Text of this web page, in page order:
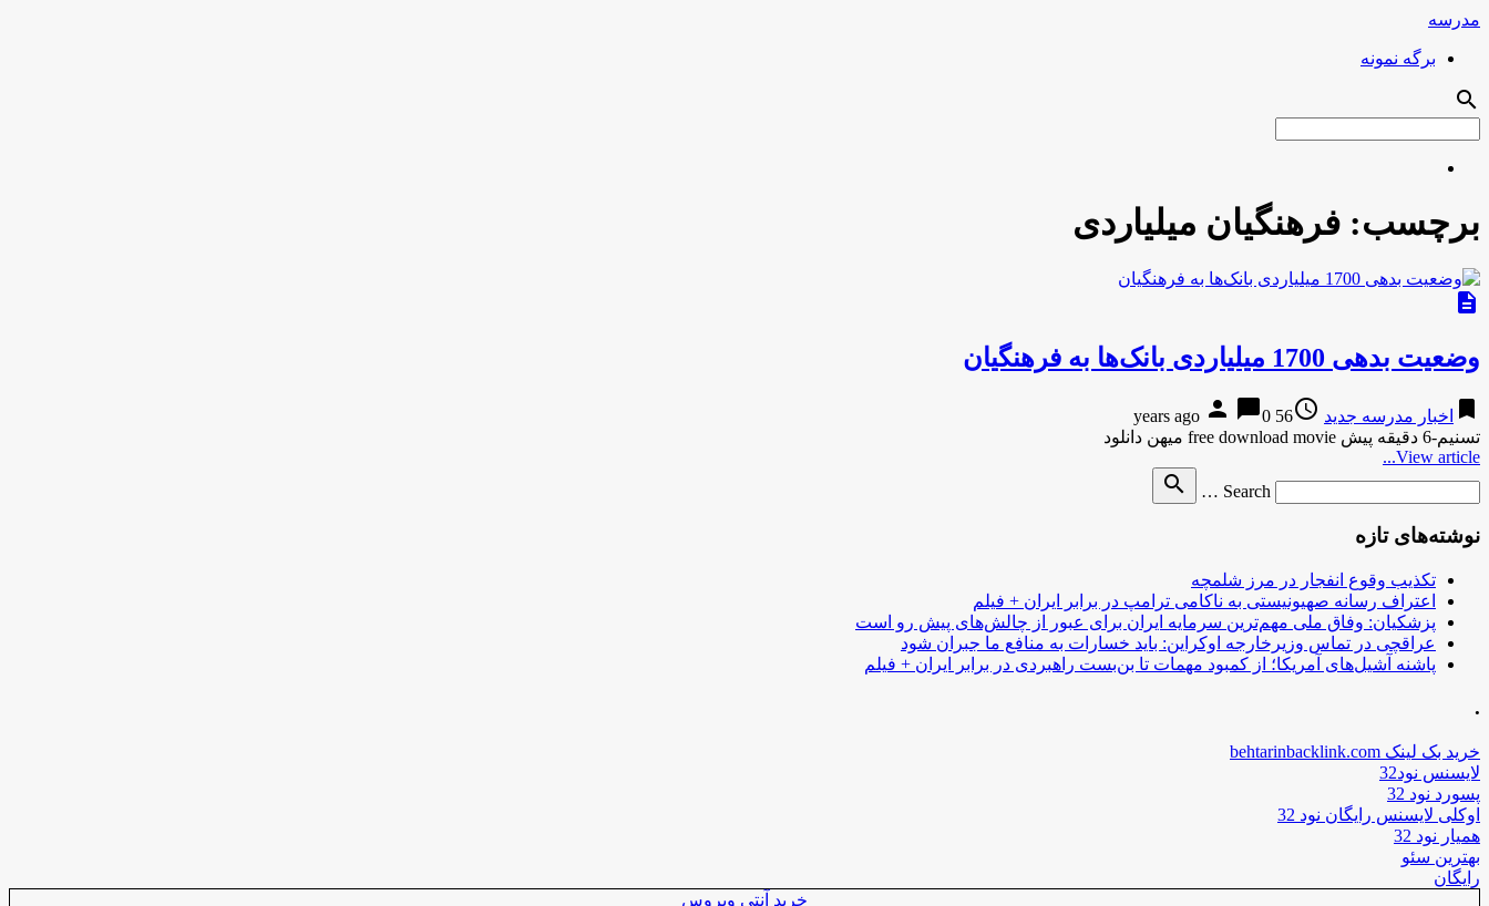
مدرسه
برگه نمونه
search
برچسب: فرهنگیان میلیاردی
description
وضعیت بدهی 1700 میلیاردی بانک‌ها به فرهنگیان
bookmark اخبار مدرسه جدید access_time
56 years ago
person chat_bubble0
تسنیم-6 دقیقه پیش free download movie میهن دانلود
View article...
Search …
search
نوشته‌های تازه
تکذیب وقوع انفجار در مرز شلمچه
اعتراف رسانه صهیونیستی به ناکامی ترامپ در برابر ایران + فیلم
پزشکیان: وفاق ملی مهم‌ترین سرمایه ایران برای عبور از چالش‌های پیش رو است
عراقچی در تماس وزیرخارجه اوکراین: باید خسارات به منافع ما جبران شود
پاشنه آشیل‌های آمریکا؛ از کمبود مهمات تا بن‌بست راهبردی در برابر ایران + فیلم
.
خرید بک لینک behtarinbacklink.com
لایسنس نود32
پسورد نود 32
اوکلی لایسنس رایگان نود 32
همیار نود 32
بهترین سئو
رایگان
خرید آنتی ویروس